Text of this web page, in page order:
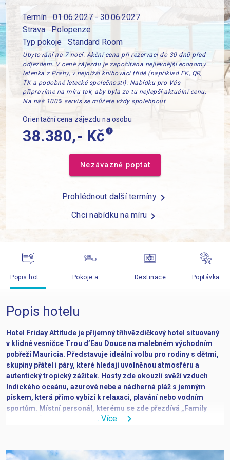
Termín
01.06.2027 - 30.06.2027
Strava
Polopenze
Typ pokoje
Standard Room
Ubytování na 7 nocí. Akční cena při rezervaci do 30 dnů před
odjezdem. V ceně zájezdu je započítána nejlevnější economy
letenka z Prahy, v nejnižší knihovací třídě (například EK, QR,
TK a podobné letecké společnosti). Nabídku pro Vás
připravíme na míru tak, aby byla za tu nejlepší aktuální cenu.
Na náš 100% servis se můžete vždy spolehnout
Orientační cena zájezdu na osobu
38.380,- Kčinfo
Nezávazně poptat
Prohlédnout další termínychevron_right
Chci nabídku na míru chevron_right
Popis hotelu Pokoje a ceny Destinace Poptávka
Popis hotelu
Hotel Friday Attitude je příjemný tříhvězdičkový hotel situovaný
v klidné vesničce Trou d’Eau Douce na malebném východním
pobřeží Mauricia. Představuje ideální volbu pro rodiny s dětmi,
skupiny přátel i páry, které hledají uvolněnou atmosféru a
autentický tropický zážitek. Hosty zde okouzlí svěží vzduch
Indického oceánu, azurové nebe a nádherná pláž s jemným
pískem, která přímo vybízí k relaxaci, plavání nebo vodním
sportům. Místní personál, kterému se zde přezdívá „Family
Members“, je vyhlášený svou srdečností a pohostinností, díky
Rodiny s dětmi ocení dětský klub Ayo le Dodo umístěný přímo na
... Více chevron_right